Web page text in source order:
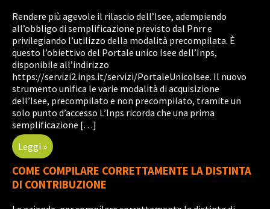
Rendere più agevole il rilascio dell’Isee, adempiendo
all’obbligo di semplificazione previsto dal Pnrr e
privilegiando l’utilizzo della modalità precompilata. È
questo l’obiettivo del Portale unico Isee dell’Inps,
disponibile all’indirizzo
https://servizi2.inps.it/servizi/PortaleUnicoIsee. Il nuovo
strumento unifica le varie modalità di acquisizione
dell’Isee, precompilato e non precompilato, tramite un
solo punto d’accesso L’Inps ricorda che una prima
semplificazione […]
Leggi »
COME COMPILARE CORRETTAMENTE LA DISTINTA
DI CONTRIBUZIONE